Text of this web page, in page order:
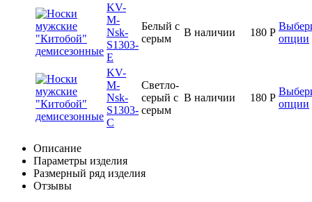
KV-
M-
Nsk-
S1303-
E
Белый с
серым
В наличии 180 Р
опции
KV-
M-
Nsk-
S1303-
C
Светло-
серый с
серым
В наличии 180 Р
опции
Описание
Параметры изделия
Размерный ряд изделия
Отзывы